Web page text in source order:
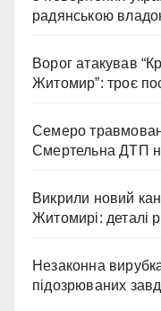
радянською
Ворог атакував
Житомир”: троє
Семеро
Смертельна ДТП на
Викрили новий
Житомирі: деталі
Незаконна
підозрюваних